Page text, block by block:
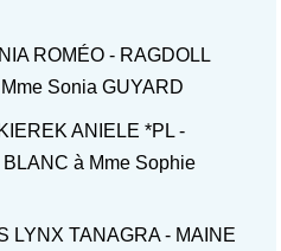
ROMÉO - RAGDOLL
Sonia GUYARD
ANIELE *PL -
à Mme Sophie
LYNX TANAGRA - MAINE